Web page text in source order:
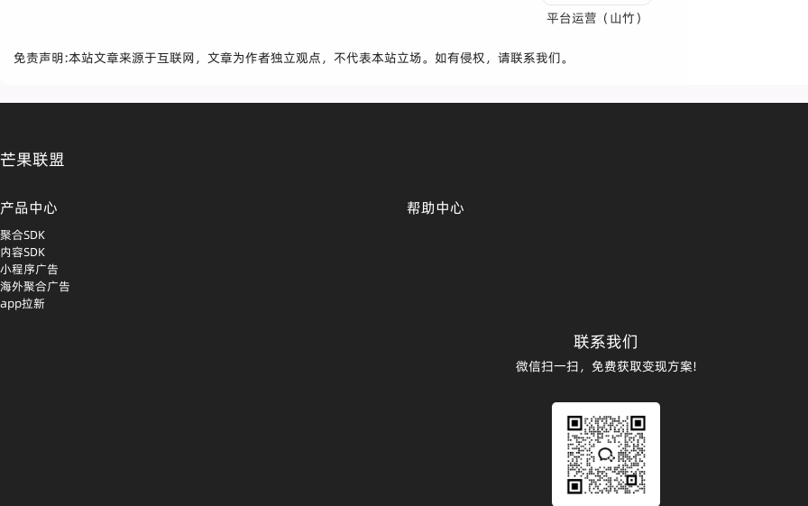
平台运营（山竹）
免责声明:本站文章来源于互联网，文章为作者独立观点，不代表本站立场。如有侵权，请联系我们。
芒果联盟
产品中心
聚合SDK
内容SDK
小程序广告
海外聚合广告
app拉新
帮助中心
联系我们
微信扫一扫，免费获取变现方案!